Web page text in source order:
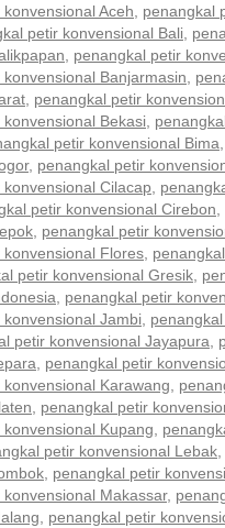
Aceh, penangkal
petir konvensional Bali,
, penangkal petir
Banjarmasin,
, penangkal petir
Bekasi,
petir konvensional Bima,
, penangkal petir
Cilacap,
petir konvensional Cirebon,
, penangkal petir
Flores,
petir konvensional Gresik,
, penangkal petir
Jambi,
petir konvensional Jayapura,
, penangkal petir
Karawang,
, penangkal petir
Kupang,
petir konvensional Lebak,
, penangkal petir
Makassar,
, penangkal petir